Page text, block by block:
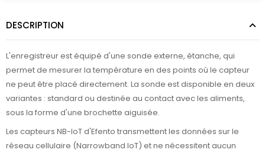
DESCRIPTION
L'enregistreur est équipé d'une sonde externe, étanche, qui
permet de mesurer la température en des points où le capteur
ne peut être placé directement. La sonde est disponible en deux
variantes : standard ou destinée au contact avec les aliments,
sous la forme d'une brochette aiguisée.
Les capteurs NB-IoT d'Efento transmettent les données sur le
réseau cellulaire (Narrowband IoT) et ne nécessitent aucun